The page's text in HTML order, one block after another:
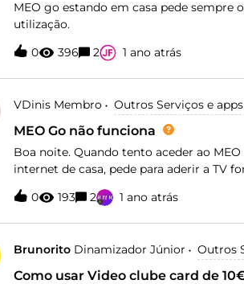
falavam que não era o lugar certo de
quero não pagar faturas na qual não
atender para eu CANCELAR O SERVIÇO
MEO go estando em casa pede sempre
utilização.
0
396 2 1 ano atrás
VDinis Membro Outros Serviços e
MEO Go não funciona
Boa noite. Quando tento aceder ao
internet de casa, pede para aderir a TV
acontece o mesmo!
0 193 2 1 ano atrás
Brunorito Dinamizador Júnior Outros
Como usar Video clube card de